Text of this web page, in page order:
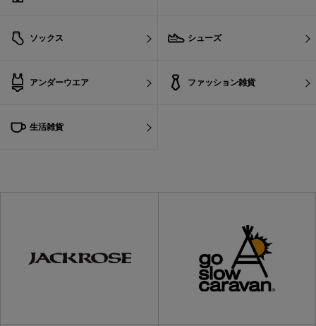
ソックス シューズ
アンダーウエア ファッション雑貨
生活雑貨